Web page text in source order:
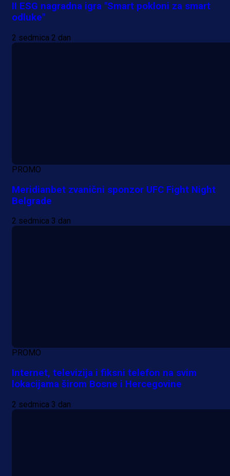
II ESG nagradna igra "Smart pokloni za smart
odluke"
2 sedmica 2 dan
PROMO
Meridianbet zvanični sponzor UFC Fight Night
Belgrade
2 sedmica 3 dan
PROMO
Internet, televizija i fiksni telefon na svim
lokacijama širom Bosne i Hercegovine
2 sedmica 3 dan